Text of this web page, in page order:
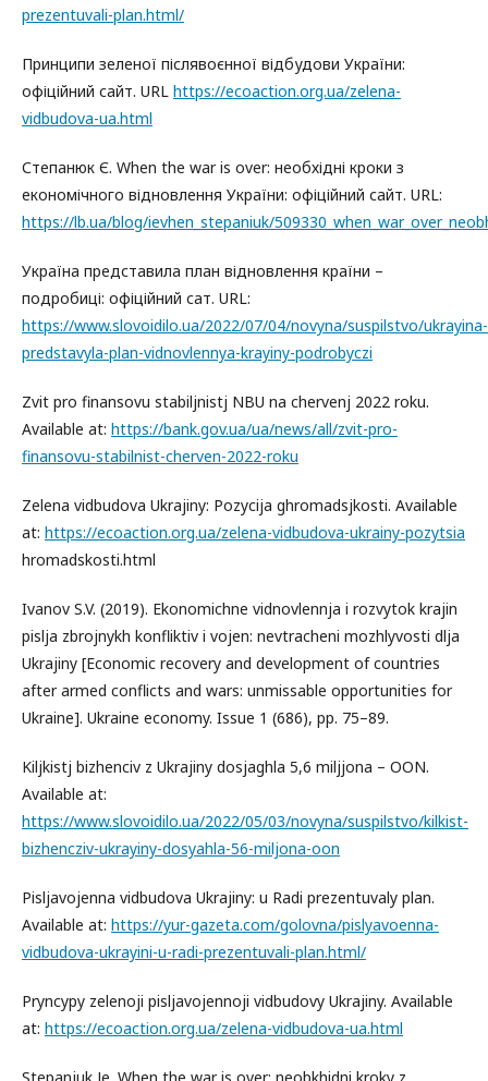
prezentuvali-plan.html/
Принципи зеленої післявоєнної відбудови України:
офіційний сайт. URL https://ecoaction.org.ua/zelena-
vidbudova-ua.html
Степанюк Є. When the war is over: необхідні кроки з
економічного відновлення України: офіційний сайт. URL:
https://lb.ua/blog/ievhen_stepaniuk/
Україна представила план відновлення країни –
подробиці: офіційний сат. URL:
https://www.slovoidilo.ua/2022/07/04/novyna/suspilstvo/ukrayina-
predstavyla-plan-vidnovlennya-krayiny-podrobyczi
Zvit pro finansovu stabiljnistj NBU na chervenj 2022 roku.
Available at: https://bank.gov.ua/ua/news/all/zvit-pro-
finansovu-stabilnist-cherven-2022-roku
Zelena vidbudova Ukrajiny: Pozycija ghromadsjkosti. Available
at: https://ecoaction.org.ua/zelena-vidbudova-ukrainy-pozytsia
hromadskosti.html
Ivanov S.V. (2019). Ekonomichne vidnovlennja i rozvytok krajin
pislja zbrojnykh konfliktiv i vojen: nevtracheni mozhlyvosti dlja
Ukrajiny [Economic recovery and development of countries
after armed conflicts and wars: unmissable opportunities for
Ukraine]. Ukraine economy. Issue 1 (686), pp. 75–89.
Kiljkistj bizhenciv z Ukrajiny dosjaghla 5,6 miljjona – OON.
Available at:
https://www.slovoidilo.ua/2022/05/03/novyna/suspilstvo/kilkist-
bizhencziv-ukrayiny-dosyahla-56-miljona-oon
Pisljavojenna vidbudova Ukrajiny: u Radi prezentuvaly plan.
Available at: https://yur-gazeta.com/golovna/pislyavoenna-
vidbudova-ukrayini-u-radi-prezentuvali-plan.html/
Pryncypy zelenoji pisljavojennoji vidbudovy Ukrajiny. Available
at: https://ecoaction.org.ua/zelena-vidbudova-ua.html
Stepanjuk Je. When the war is over: neobkhidni kroky z